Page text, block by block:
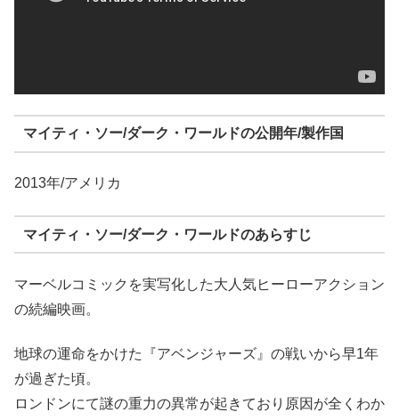
マイティ・ソー/ダーク・ワールドの公開年/製作国
2013年/アメリカ
マイティ・ソー/ダーク・ワールドのあらすじ
マーベルコミックを実写化した大人気ヒーローアクション
の続編映画。
地球の運命をかけた『アベンジャーズ』の戦いから早1年
が過ぎた頃。
ロンドンにて謎の重力の異常が起きており原因が全くわか